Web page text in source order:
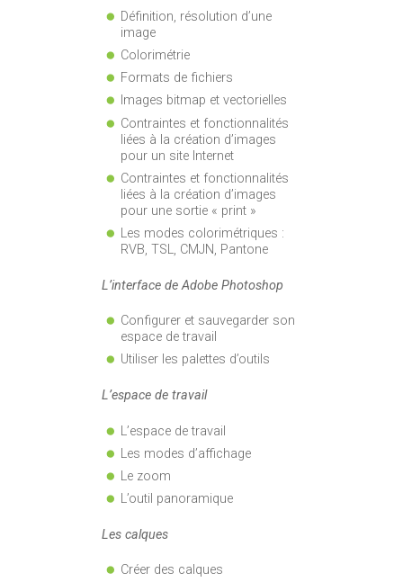
Définition, résolution d’une
image
Colorimétrie
Formats de fichiers
Images bitmap et vectorielles
Contraintes et fonctionnalités
liées à la création d’images
pour un site Internet
Contraintes et fonctionnalités
liées à la création d’images
pour une sortie « print »
Les modes colorimétriques :
RVB, TSL, CMJN, Pantone
L’interface de Adobe Photoshop
Configurer et sauvegarder son
espace de travail
Utiliser les palettes d’outils
L’espace de travail
L’espace de travail
Les modes d’affichage
Le zoom
L’outil panoramique
Les calques
Créer des calques